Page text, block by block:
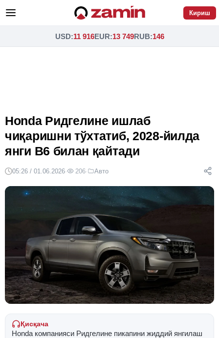
Кириш
USD:11 916EUR:13 749RUB:146
Honda Ридгелине ишлаб
чиқаришни тўхтатиб, 2028-йилда
янги В6 билан қайтади
05:26 / 01.06.2026· 206· Авто
Қисқача
Honda компанияси Ридгелине пикапини жиддий янгилаш